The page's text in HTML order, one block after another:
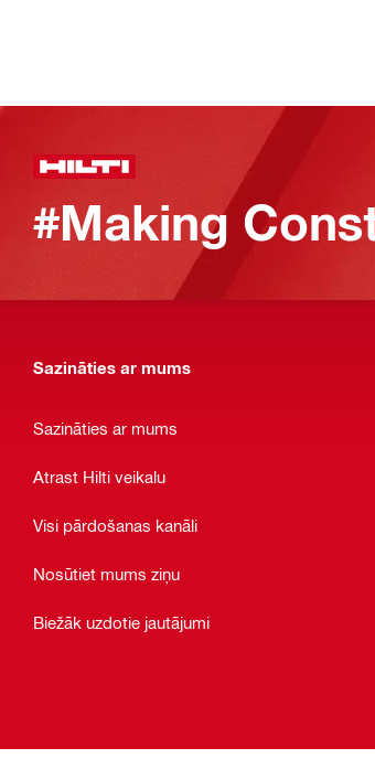
#Making
Sazināties ar mums
Sazināties ar mums
Atrast Hilti veikalu
Visi pārdošanas kanāli
Nosūtiet mums ziņu
Biežāk uzdotie jautājumi